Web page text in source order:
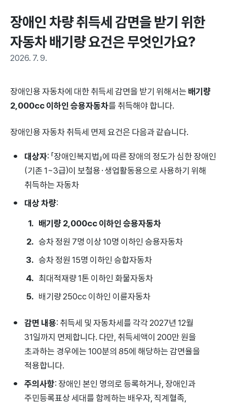
장애인 차량 취득세 감면을 받기 위한
자동차 배기량 요건은 무엇인가요?
2026. 7. 9.
장애인용 자동차에 대한 취득세 감면을 받기 위해서는배기량
2,000cc 이하인 승용자동차를 취득해야 합니다.
장애인용 자동차 취득세 면제 요건은 다음과 같습니다.
대상자: 「장애인복지법」에 따른 장애의 정도가 심한 장애인
(기존 1~3급)이 보철용·생업활동용으로 사용하기 위해
취득하는 자동차
대상 차량:
배기량 2,000cc 이하인 승용자동차
승차 정원 7명 이상 10명 이하인 승용자동차
승차 정원 15명 이하인 승합자동차
최대적재량 1톤 이하인 화물자동차
배기량 250cc 이하인 이륜자동차
감면 내용: 취득세 및 자동차세를 각각 2027년 12월
31일까지 면제합니다. 다만, 취득세액이 200만 원을
초과하는 경우에는 100분의 85에 해당하는 감면율을
적용합니다.
주의사항: 장애인 본인 명의로 등록하거나, 장애인과
주민등록표상 세대를 함께하는 배우자, 직계혈족,